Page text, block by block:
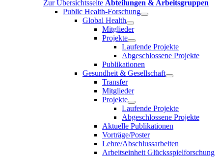
Zur Übersichtsseite Abteilungen & Arbeitsgruppen
Public Health-Forschung
Global Health
Mitglieder
Projekte
Laufende Projekte
Abgeschlossene Projekte
Publikationen
Gesundheit & Gesellschaft
Transfer
Mitglieder
Projekte
Laufende Projekte
Abgeschlossene Projekte
Aktuelle Publikationen
Vorträge/Poster
Lehre/Abschlussarbeiten
Arbeitseinheit Glücksspielforschung